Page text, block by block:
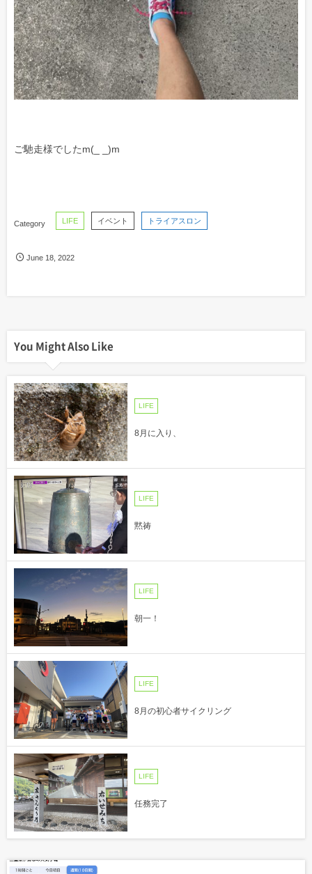
ご馳走様でしたm(_ _)m
LIFE イベント トライアスロン
June 18 ,2022
You Might Also Like
LIFE
8月に入り、
LIFE
黙祷
LIFE
朝一！
LIFE
8月の初心者サイクリング
LIFE
任務完了